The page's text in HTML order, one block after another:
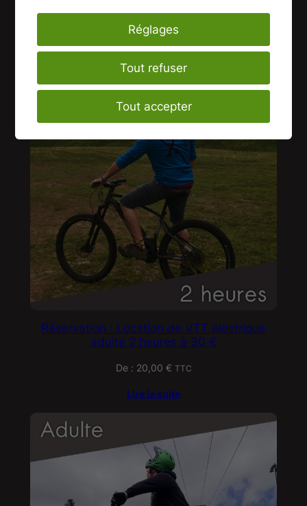
Lire la suite
Réservation : Location de VTT électrique
adulte 2 heures à 30 €
De : 20,00 € TTC
Lire la suite
Réglages
Tout refuser
Tout accepter